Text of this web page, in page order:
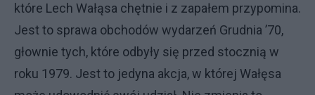
które Lech Wałąsa chętnie i z zapałem przypomina.
Jest to sprawa obchodów wydarzeń Grudnia ’70,
głownie tych, które odbyły się przed stocznią w
roku 1979. Jest to jedyna akcja, w której Wałęsa